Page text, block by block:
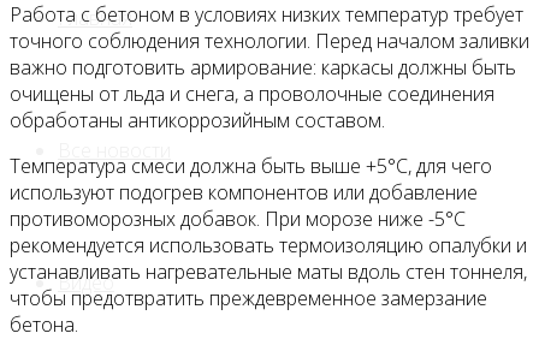
Главная
Видео
Работа с бетоном в условиях низких температур требует
точного соблюдения технологии. Перед началом заливки
важно подготовить армирование: каркасы должны быть
очищены от льда и снега, а проволочные соединения
обработаны антикоррозийным составом.
Температура смеси должна быть выше +5°C, для чего
используют подогрев компонентов или добавление
противоморозных добавок. При морозе ниже -5°C
рекомендуется использовать термоизоляцию опалубки и
устанавливать нагревательные маты вдоль стен тоннеля,
чтобы предотвратить преждевременное замерзание
бетона.